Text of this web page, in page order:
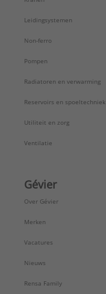
Leidingsystemen
Non-ferro
Pompen
Radiatoren en verwarming
Reservoirs en spoeltechniek
Utiliteit en zorg
Ventilatie
Gévier
Over Gévier
Merken
Vacatures
Nieuws
Rensa Family